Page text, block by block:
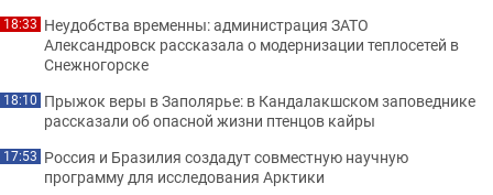
18:33 Неудобства временны: администрация ЗАТО
Александровск рассказала о модернизации теплосетей в
Снежногорске
18:10 Прыжок веры в Заполярье: в Кандалакшском заповеднике
рассказали об опасной жизни птенцов кайры
17:53 Россия и Бразилия создадут совместную научную
программу для исследования Арктики